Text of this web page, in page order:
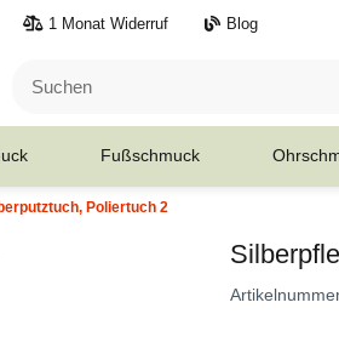
1 Monat Widerruf Blog
Fußschmuck
Poliertuch 2